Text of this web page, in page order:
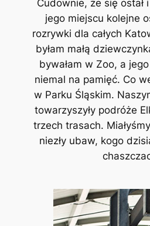
Cudownie, że się ostał
jego miejscu kolejne
rozrywki dla całych
byłam małą
bywałam w Zoo, a jego
niemal na pamięć. Co
w Parku Śląskim.
towarzyszyły podróże
trzech trasach.
niezły ubaw, kogo